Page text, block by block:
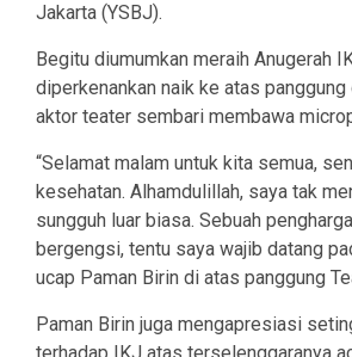
Jakarta (YSBJ).
Begitu diumumkan meraih Anugerah
diperkenankan naik ke atas
aktor teater sembari membawa
“Selamat malam untuk kita semua,
kesehatan. Alhamdulillah, saya tak
sungguh luar biasa. Sebuah
bergengsi, tentu saya wajib datang
ucap Paman Birin di atas panggung
Paman Birin juga mengapresiasi